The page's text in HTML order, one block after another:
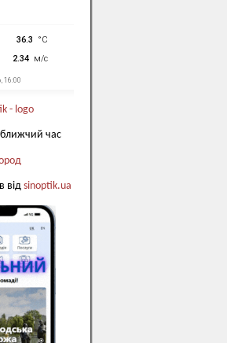
час
відsinoptik.ua